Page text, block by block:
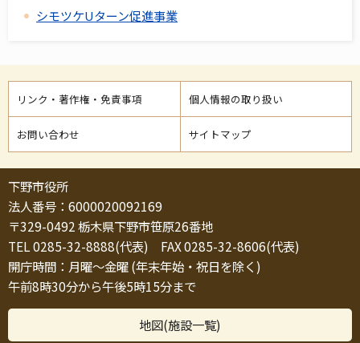
シモツケUターン促進事業
リンク・著作権・免責事項 個人情報の取り扱い
お問い合わせ サイトマップ
下野市役所
法人番号：6000020092169
〒329-0492 栃木県下野市笹原26番地
TEL 0285-32-8888(代表) FAX 0285-32-8606(代表)
開庁時間：月曜～金曜 (年末年始・祝日を除く)
午前8時30分から午後5時15分まで
地図(施設一覧)